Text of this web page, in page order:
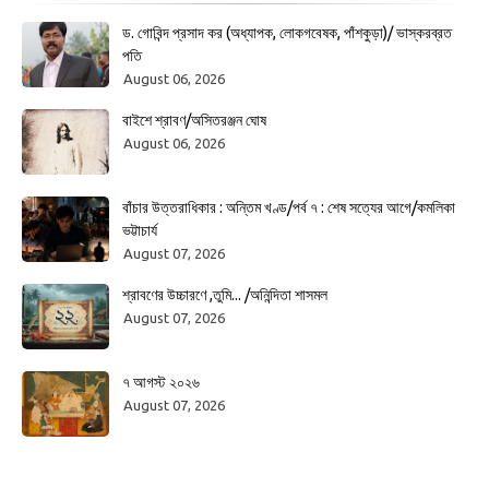
ড. গোবিন্দ প্রসাদ কর (অধ্যাপক, লোকগবেষক, পাঁশকুড়া)/ ভাস্করব্রত
পতি
August 06, 2026
বাইশে শ্রাবণ/অসিতরঞ্জন ঘোষ
August 06, 2026
বাঁচার উত্তরাধিকার : অন্তিম খণ্ড/পর্ব ৭ : শেষ সত্যের আগে/কমলিকা
ভট্টাচার্য
August 07, 2026
শ্রাবণের উচ্চারণে ,তুমি... /অনিন্দিতা শাসমল
August 07, 2026
৭ আগস্ট ২০২৬
August 07, 2026